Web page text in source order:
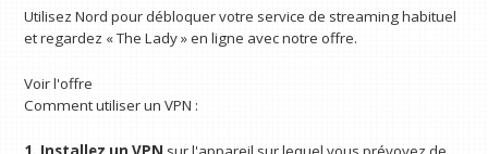
Utilisez Nord pour débloquer votre service de streaming habituel
et regardez « The Lady » en ligne avec notre offre.
Voir l'offre
Comment utiliser un VPN :